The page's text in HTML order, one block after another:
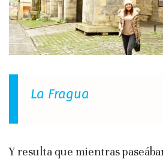
La Fragua
Y resulta que mientras